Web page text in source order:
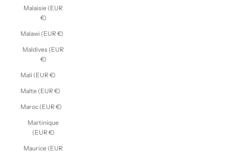
Malaisie (EUR
€)
Malawi (EUR €)
Maldives (EUR
€)
Mali (EUR €)
Malte (EUR €)
Maroc (EUR €)
Martinique
(EUR €)
Maurice (EUR